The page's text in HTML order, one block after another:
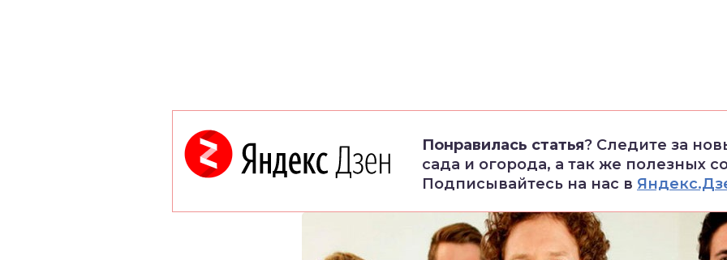
Понравилась статья? Следите за
сада и огорода, а так же полезных
Подписывайтесь на нас в